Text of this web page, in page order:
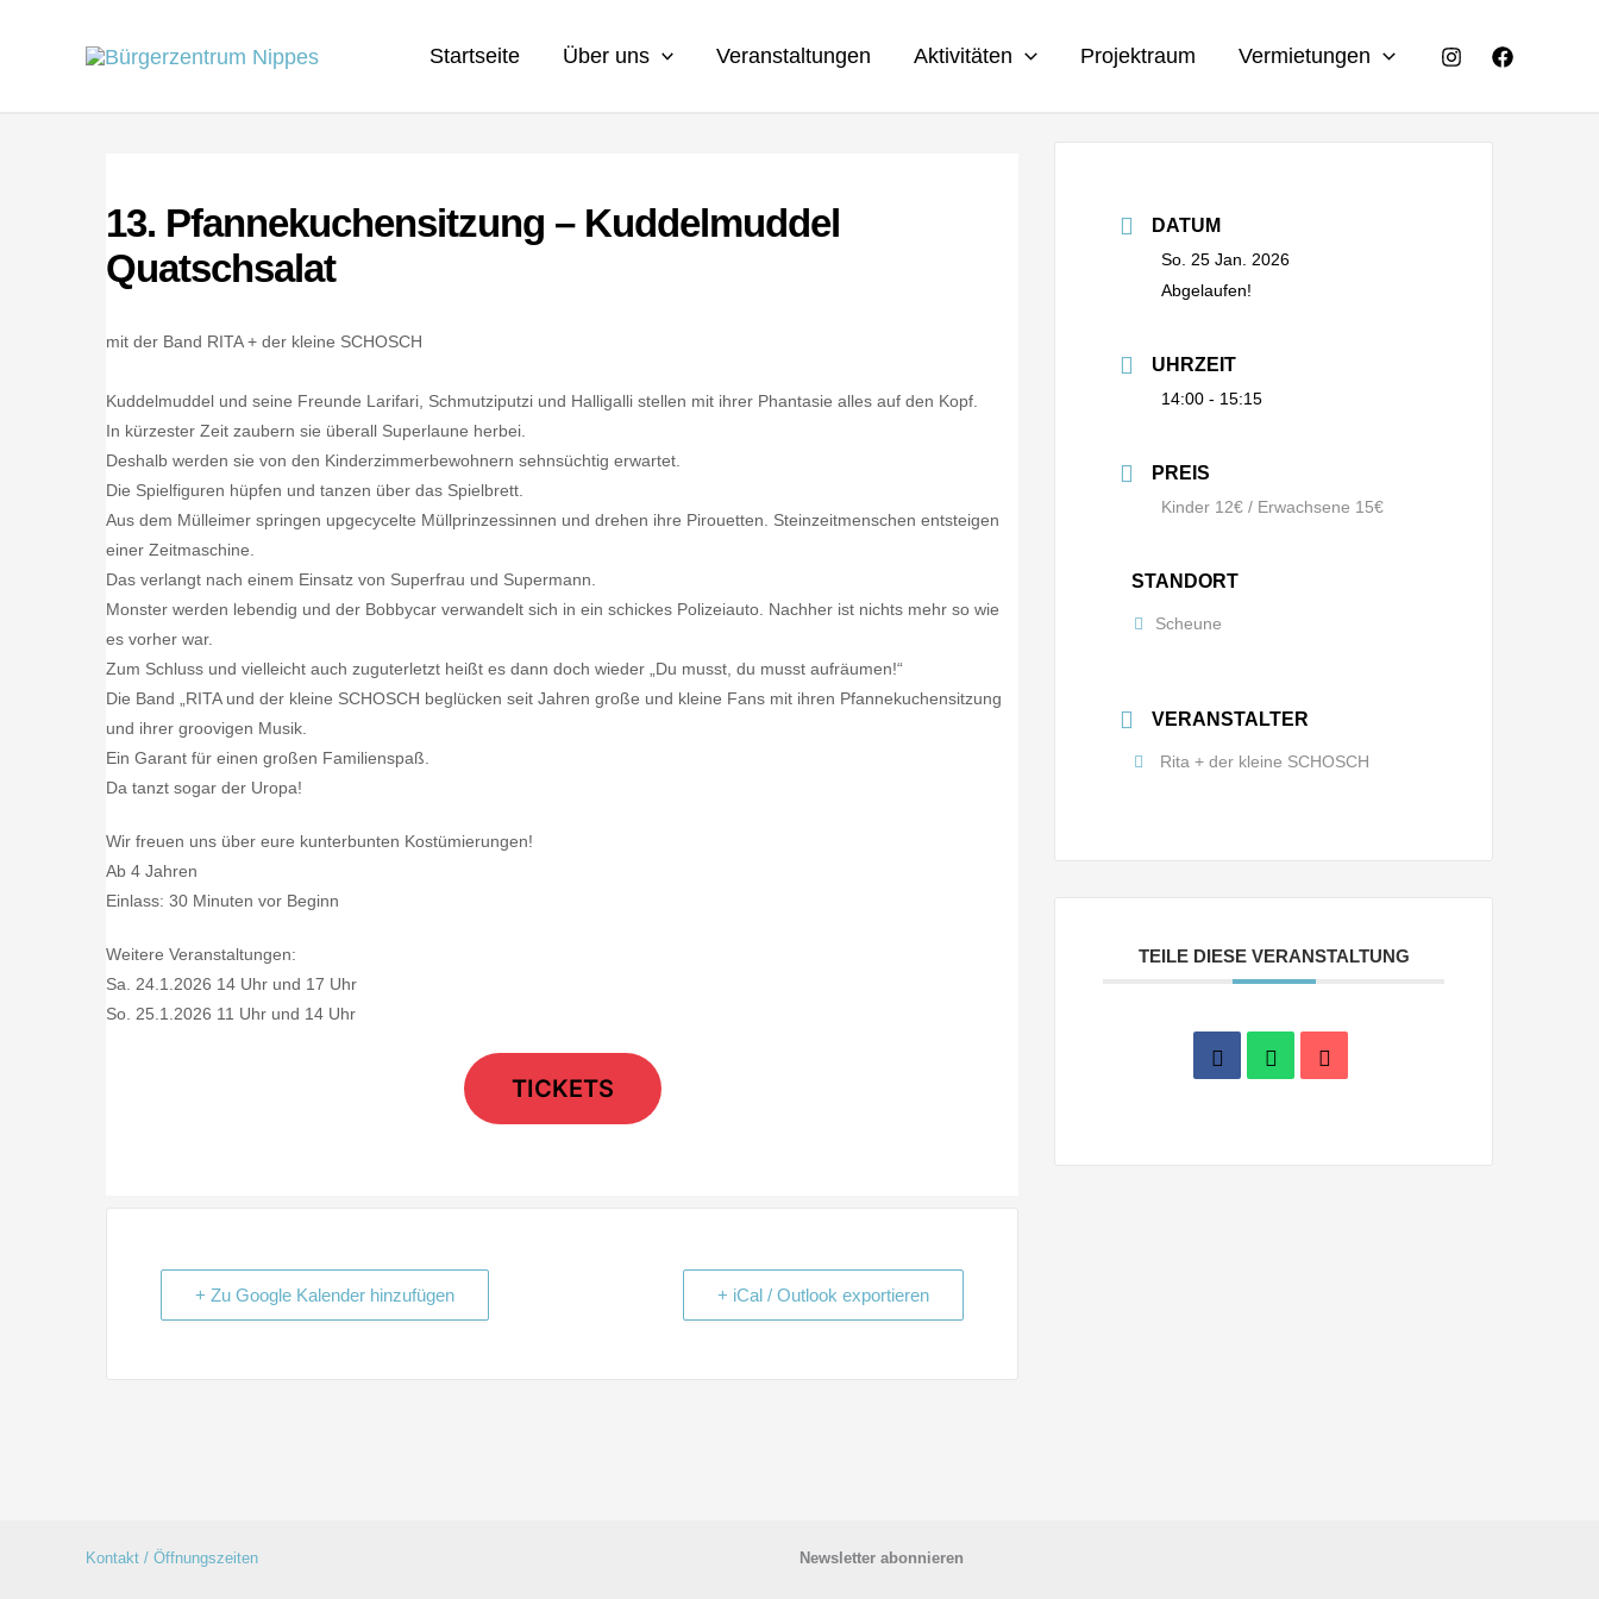
Startseite Über uns Veranstaltungen Aktivitäten Projektraum Vermietungen
13. Pfannekuchensitzung – Kuddelmuddel
Quatschsalat
mit der Band RITA + der kleine SCHOSCH
Kuddelmuddel und seine Freunde Larifari, Schmutziputzi und Halligalli stellen mit ihrer Phantasie alles auf den Kopf.
In kürzester Zeit zaubern sie überall Superlaune herbei.
Deshalb werden sie von den Kinderzimmerbewohnern sehnsüchtig erwartet.
Die Spielfiguren hüpfen und tanzen über das Spielbrett.
Aus dem Mülleimer springen upgecycelte Müllprinzessinnen und drehen ihre Pirouetten. Steinzeitmenschen entsteigen
einer Zeitmaschine.
Das verlangt nach einem Einsatz von Superfrau und Supermann.
Monster werden lebendig und der Bobbycar verwandelt sich in ein schickes Polizeiauto. Nachher ist nichts mehr so wie
es vorher war.
Zum Schluss und vielleicht auch zuguterletzt heißt es dann doch wieder „Du musst, du musst aufräumen!“
Die Band „RITA und der kleine SCHOSCH beglücken seit Jahren große und kleine Fans mit ihren Pfannekuchensitzung
und ihrer groovigen Musik.
Ein Garant für einen großen Familienspaß.
Da tanzt sogar der Uropa!
Wir freuen uns über eure kunterbunten Kostümierungen!
Ab 4 Jahren
Einlass: 30 Minuten vor Beginn
Weitere Veranstaltungen:
Sa. 24.1.2026 14 Uhr und 17 Uhr
So. 25.1.2026 11 Uhr und 14 Uhr
TICKETS
+ Zu Google Kalender hinzufügen + iCal / Outlook exportieren
DATUM
So. 25 Jan. 2026
Abgelaufen!
UHRZEIT
14:00 - 15:15
PREIS
Kinder 12€ / Erwachsene 15€
STANDORT
Scheune
VERANSTALTER
Rita + der kleine SCHOSCH
TEILE DIESE VERANSTALTUNG
Kontakt / Öffnungszeiten Newsletter abonnieren